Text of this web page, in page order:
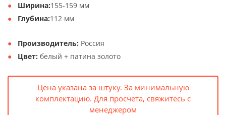
Ширина:155-159 мм
Глубина:112 мм
Производитель: Россия
Цвет: белый + патина золото
Цена указана за штуку. За минимальную
комплектацию. Для просчета, свяжитесь с
менеджером